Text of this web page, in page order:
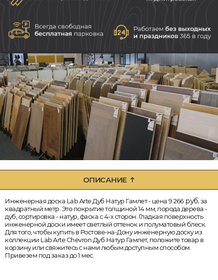
ОПИСАНИЕ
Инженерная доска Lab Arte Дуб Натур Гамлет - цена 9 266руб.за
квадратный метр. Это покрытие толщиной 14 мм, порода дерева -
дуб, сортировка - натур, фаска с 4-х сторон. Гладкая поверхность
инженерной доски имеет светлый оттенок и полуматовый блеск.
Для того, чтобы купить в Ростове-на-Дону инженерную доску из
коллекции Lab Arte Chevron Дуб Натур Гамлет, положите товар в
корзину или свяжитесь с нами любым доступным способом.
Привезем под заказ до 1 мес.